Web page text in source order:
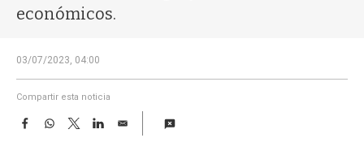
económicos.
03/07/2023, 04:00
Compartir esta noticia
F
W
T
w
L
E